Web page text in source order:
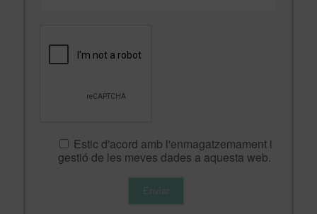
Estic d'acord amb l'enmagatzemament i
gestió de les meves dades a aquesta web.